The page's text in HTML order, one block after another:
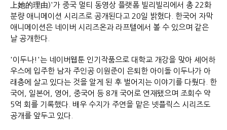
上她的理由)'가 중국 멀티 동영상 플랫폼 빌리빌리에서 총 22화
분량 애니메이션 시리즈로 공개된다고 20일 밝혔다. 한국어 자막
애니메이션은 네이버 시리즈온과 라프텔에서 볼 수 있으며 같은
날 공개한다.
'이두나!'는 네이버웹툰 인기작품으로 대학교 개강을 맞아 셰어하
우스에 입주한 남자 주인공 이원준이 은퇴한 아이돌 이두나가 아
래층에 살고 있다는 것을 알게 된 후 벌어지는 이야기를 다뤘다. 한
국어, 일본어, 영어, 중국어 등 8개 국어로 연재됐으며 조회수 약
5억 회를 기록했다. 배우 수지가 주연을 맡은 넷플릭스 시리즈도
공개를 앞두고 있다.